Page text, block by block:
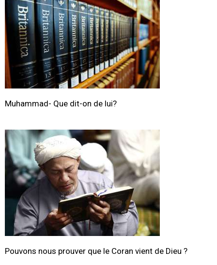
Muhammad- Que dit-on de lui?
Pouvons nous prouver que le Coran vient de Dieu ?